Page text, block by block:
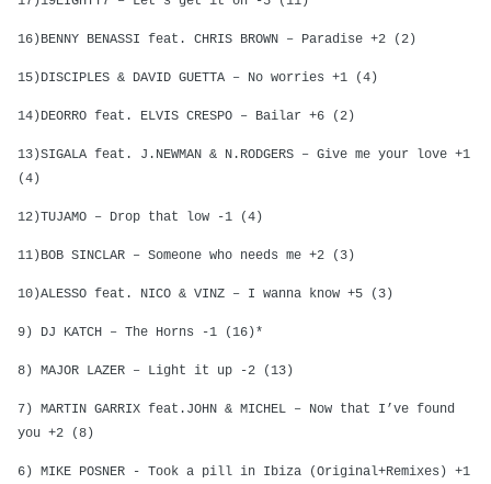
16)BENNY BENASSI feat. CHRIS BROWN – Paradise +2 (2)
15)DISCIPLES & DAVID GUETTA – No worries +1 (4)
14)DEORRO feat. ELVIS CRESPO – Bailar +6 (2)
13)SIGALA feat. J.NEWMAN & N.RODGERS – Give me your love +1
(4)
12)TUJAMO – Drop that low -1 (4)
11)BOB SINCLAR – Someone who needs me +2 (3)
10)ALESSO feat. NICO & VINZ – I wanna know +5 (3)
9) DJ KATCH – The Horns -1 (16)*
8) MAJOR LAZER – Light it up -2 (13)
7) MARTIN GARRIX feat.JOHN & MICHEL – Now that I’ve found
you +2 (8)
6) MIKE POSNER - Took a pill in Ibiza (Original+Remixes) +1